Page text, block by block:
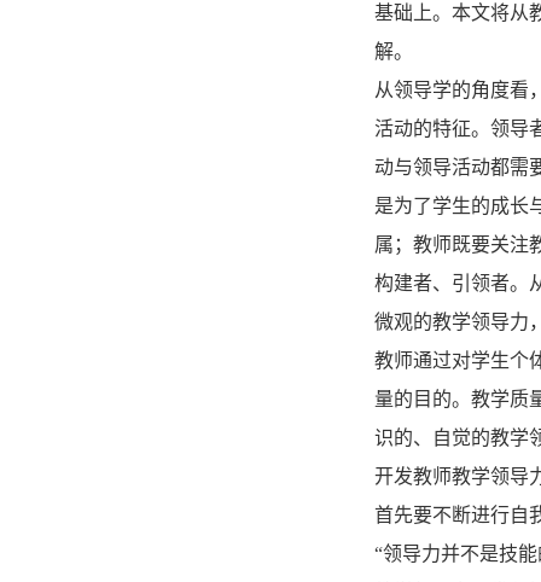
基础上。本文将从
解。
从领导学的角度看
活动的特征。领导
动与领导活动都需
是为了学生的成长
属；教师既要关注
构建者、引领者。
微观的教学领导力
教师通过对学生个
量的目的。教学质
识的、自觉的教学
开发教师教学领导
首先要不断进行自
“领导力并不是技